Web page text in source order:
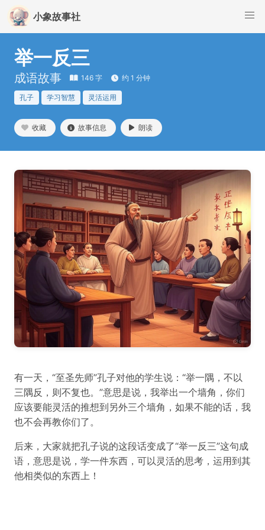
小象故事社
举一反三
成语故事 146 字 约 1 分钟
孔子 学习智慧 灵活运用
收藏 故事信息 朗读
有一天，“至圣先师”孔子对他的学生说：“举一隅，不以
三隅反，则不复也。”意思是说，我举出一个墙角，你们
应该要能灵活的推想到另外三个墙角，如果不能的话，我
也不会再教你们了。
后来，大家就把孔子说的这段话变成了“举一反三”这句成
语，意思是说，学一件东西，可以灵活的思考，运用到其
他相类似的东西上！